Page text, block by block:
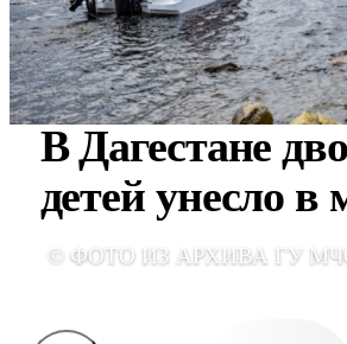
В Дагестане
детей унесло в
© ФОТО ИЗ АРХИВА ГУ